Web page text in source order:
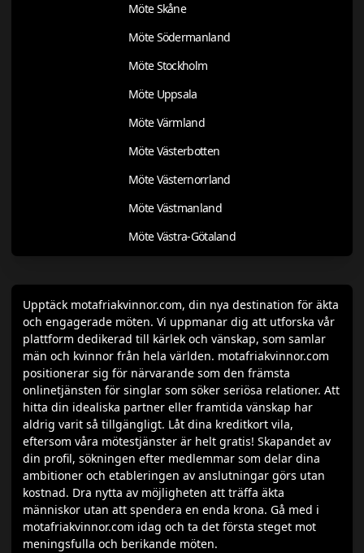
Möte Skåne
Möte Södermanland
Möte Stockholm
Möte Uppsala
Möte Värmland
Möte Västerbotten
Möte Västernorrland
Möte Västmanland
Möte Västra-Götaland
Upptäck motafriakvinnor.com, din nya destination för äkta
och engagerade möten. Vi uppmanar dig att utforska vår
plattform dedikerad till kärlek och vänskap, som samlar
män och kvinnor från hela världen. motafriakvinnor.com
positionerar sig för närvarande som den främsta
onlinetjänsten för singlar som söker seriösa relationer. Att
hitta din idealiska partner eller framtida vänskap har
aldrig varit så tillgängligt. Låt dina kreditkort vila,
eftersom våra mötestjänster är helt gratis! Skapandet av
din profil, sökningen efter medlemmar som delar dina
ambitioner och etableringen av anslutningar görs utan
kostnad. Dra nytta av möjligheten att träffa äkta
människor utan att spendera en enda krona. Gå med i
motafriakvinnor.com idag och ta det första steget mot
meningsfulla och berikande möten.